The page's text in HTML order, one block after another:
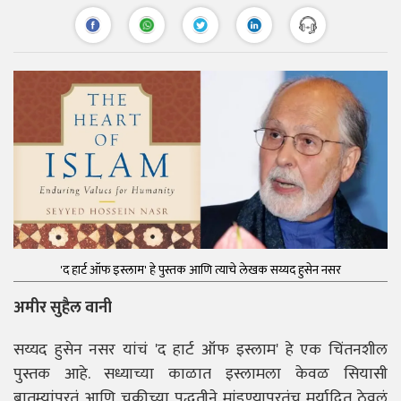
'द हार्ट ऑफ इस्लाम' हे पुस्तक आणि त्याचे लेखक सय्यद हुसेन नसर
अमीर सुहैल वानी
सय्यद हुसेन नसर यांचं 'द हार्ट ऑफ इस्लाम' हे एक चिंतनशील
पुस्तक आहे. सध्याच्या काळात इस्लामला केवळ सियासी